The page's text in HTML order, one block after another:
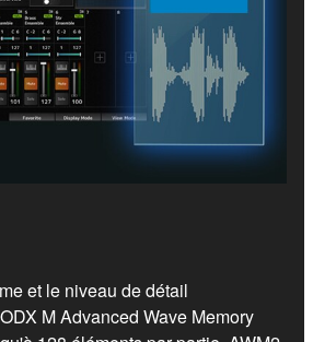
et le niveau de détail
M Advanced Wave Memory